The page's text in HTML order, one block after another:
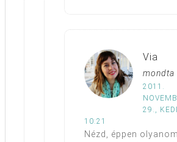
Via
mondta
2011.
29.,
10:21
Nézd, éppen olyanom